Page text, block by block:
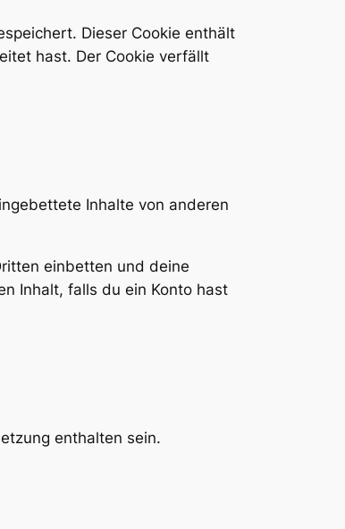
Dieser Cookie enthält
hast. Der Cookie verfällt
Inhalte von anderen
einbetten und deine
Inhalt, falls du ein Konto hast
enthalten sein.